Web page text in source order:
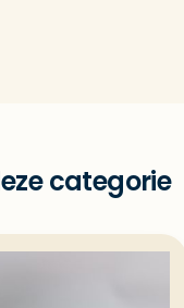
categorie